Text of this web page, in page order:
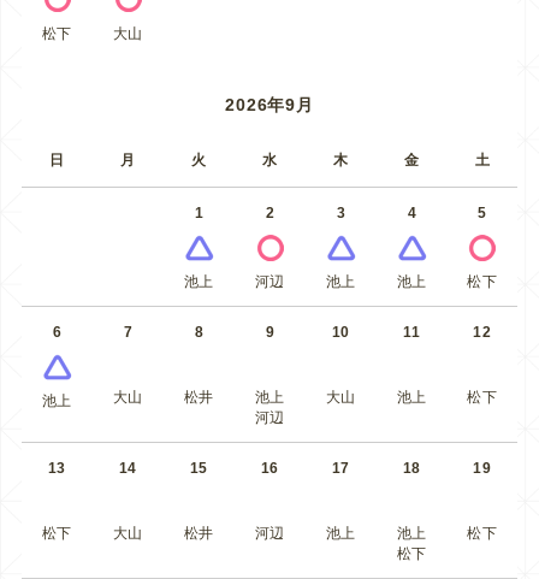
松下 大山
2026年9月
日 月 火 水 木 金 土
1
池上
2
河辺
3
池上
4
池上
5
松下
6
池上
7
大山
8
松井
9
池上
河辺
10
大山
11
池上
12
松下
13
松下
14
大山
15
松井
16
河辺
17
池上
18
池上
松下
19
松下